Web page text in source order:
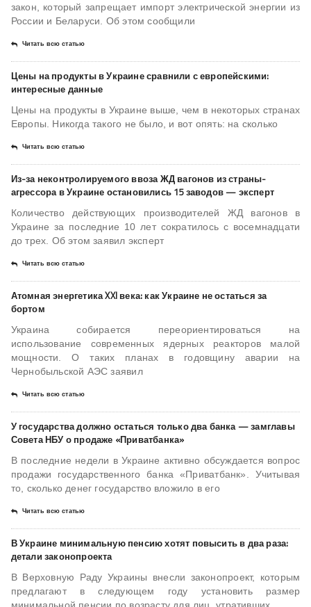
закон, который запрещает импорт электрической энергии из
России и Беларуси. Об этом сообщили
Читать всю статью
Цены на продукты в Украине сравнили с европейскими:
интересные данные
Цены на продукты в Украине выше, чем в некоторых странах
Европы. Никогда такого не было, и вот опять: на сколько
Читать всю статью
Из-за неконтролируемого ввоза ЖД вагонов из страны-
агрессора в Украине остановились 15 заводов — эксперт
Количество действующих производителей ЖД вагонов в
Украине за последние 10 лет сократилось с восемнадцати
до трех. Об этом заявил эксперт
Читать всю статью
Атомная энергетика XXI века: как Украине не остаться за
бортом
Украина собирается переориентироваться на
использование современных ядерных реакторов малой
мощности. О таких планах в годовщину аварии на
Чернобыльской АЭС заявил
Читать всю статью
У государства должно остаться только два банка — замглавы
Совета НБУ о продаже «Приватбанка»
В последние недели в Украине активно обсуждается вопрос
продажи государственного банка «Приватбанк». Учитывая
то, сколько денег государство вложило в его
Читать всю статью
В Украине минимальную пенсию хотят повысить в два раза:
детали законопроекта
В Верховную Раду Украины внесли законопроект, которым
предлагают в следующем году установить размер